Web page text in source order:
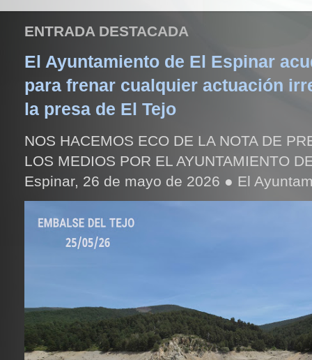
ENTRADA DESTACADA
El Ayuntamiento de El Espinar
para frenar cualquier actuación
la presa de El Tejo
NOS HACEMOS ECO DE LA NOTA DE
LOS MEDIOS POR EL AYUNTAMIENTO
Espinar, 26 de mayo de 2026 ● El